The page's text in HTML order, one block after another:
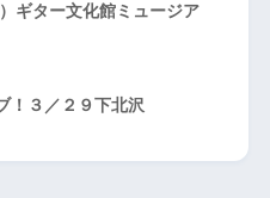
ギター文化館ミュージア
！３／２９下北沢